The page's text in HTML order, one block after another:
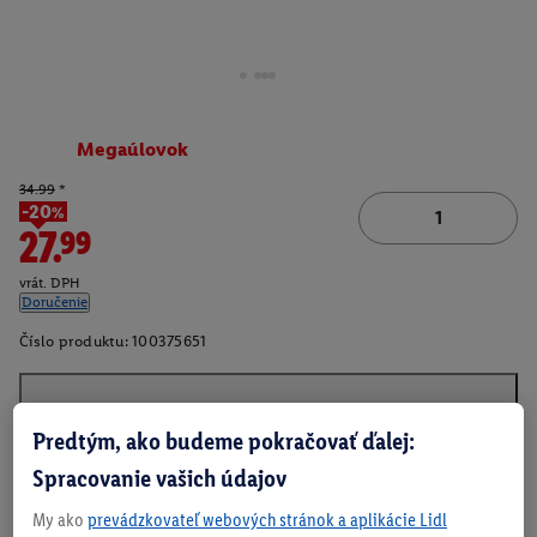
Megaúlovok
34.99 *
-20%
27.99
vrát. DPH
Doručenie
Číslo produktu: 100375651
O produkte
Predtým, ako budeme pokračovať ďalej:
Spracovanie vašich údajov
My ako prevádzkovateľ webových stránok a aplikácie Lidl